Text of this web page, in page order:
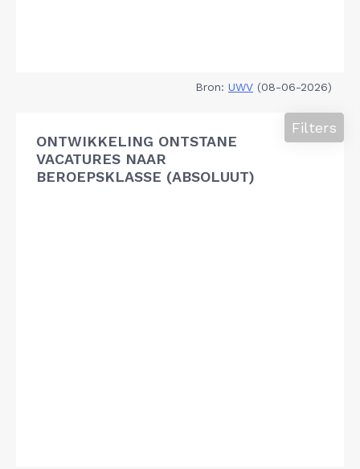
Bron: UWV (08-06-2026)
ONTWIKKELING ONTSTANE
VACATURES NAAR
BEROEPSKLASSE (ABSOLUUT)
Filters